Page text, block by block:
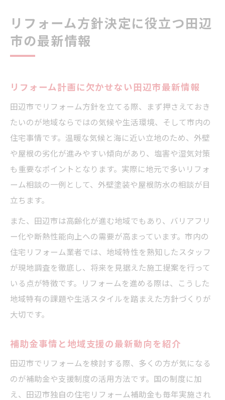
リフォーム方針決定に役立つ田辺
市の最新情報
リフォーム計画に欠かせない田辺市最新情報
田辺市でリフォーム方針を立てる際、まず押さえておき
たいのが地域ならではの気候や生活環境、そして市内の
住宅事情です。温暖な気候と海に近い立地のため、外壁
や屋根の劣化が進みやすい傾向があり、塩害や湿気対策
も重要なポイントとなります。実際に地元で多いリフォ
ーム相談の一例として、外壁塗装や屋根防水の相談が目
立ちます。
また、田辺市は高齢化が進む地域でもあり、バリアフリ
ー化や断熱性能向上への需要が高まっています。市内の
住宅リフォーム業者では、地域特性を熟知したスタッフ
が現地調査を徹底し、将来を見据えた施工提案を行って
いる点が特徴です。リフォームを進める際は、こうした
地域特有の課題や生活スタイルを踏まえた方針づくりが
大切です。
補助金事情と地域支援の最新動向を紹介
田辺市でリフォームを検討する際、多くの方が気になる
のが補助金や支援制度の活用方法です。国の制度に加
え、田辺市独自の住宅リフォーム補助金も毎年実施され